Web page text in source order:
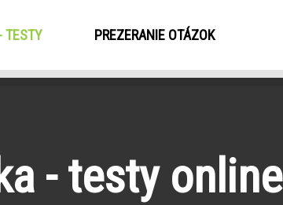
TESTY(CURRENT)PREZERANIE OTÁZOK
- testy online